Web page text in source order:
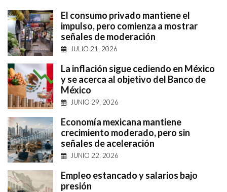
El consumo privado mantiene el
impulso, pero comienza a mostrar
señales de moderación
JULIO 21, 2026
La inflación sigue cediendo en México
y se acerca al objetivo del Banco de
México
JUNIO 29, 2026
Economía mexicana mantiene
crecimiento moderado, pero sin
señales de aceleración
JUNIO 22, 2026
Empleo estancado y salarios bajo
presión